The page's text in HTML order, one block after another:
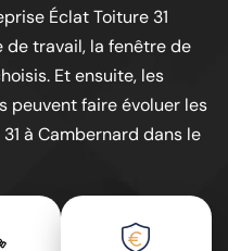
Éclat Toiture 31
travail, la fenêtre de
Et ensuite, les
peuvent faire évoluer les
à Cambernard dans le